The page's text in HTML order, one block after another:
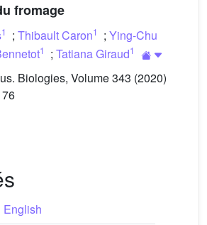
fromage
1 ; Thibault Caron1 ; Ying-Chu
1 ; Tatiana Giraud1
Biologies, Volume 343 (2020)
English